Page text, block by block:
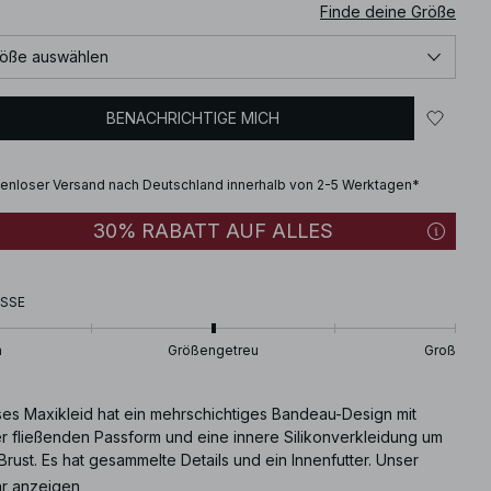
Finde deine Größe
auswählen
BENACHRICHTIGE MICH
Versand nach Deutschland innerhalb von 2-5 Werktagen*
30% RABATT AUF ALLES
Größengetreu Groß
Maxikleid hat ein mehrschichtiges Bandeau-Design mit
fließenden Passform und eine innere Silikonverkleidung um
Es hat gesammelte Details und ein Innenfutter. Unser
hat ein Materialgefühl mit einem Chiffon.
anzeigen